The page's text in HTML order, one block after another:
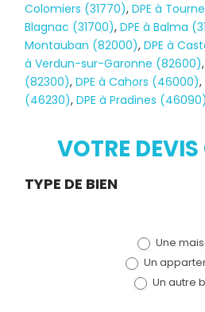
Colomiers (31770),DPE à
Blagnac (31700),DPE à Balma
Montauban (82000),DPE à
à Verdun-sur-Garonne (82600)
(82300),DPE à Cahors (46000),
(46230),DPE à Pradines
VOTRE
Demande
TYPE DE BIEN
Une
Un
Un autre